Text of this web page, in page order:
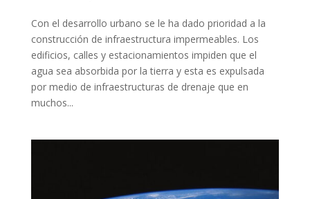
Con el desarrollo urbano se le ha dado prioridad a la
construcción de infraestructura impermeables. Los
edificios, calles y estacionamientos impiden que el
agua sea absorbida por la tierra y esta es expulsada
por medio de infraestructuras de drenaje que en
muchos...